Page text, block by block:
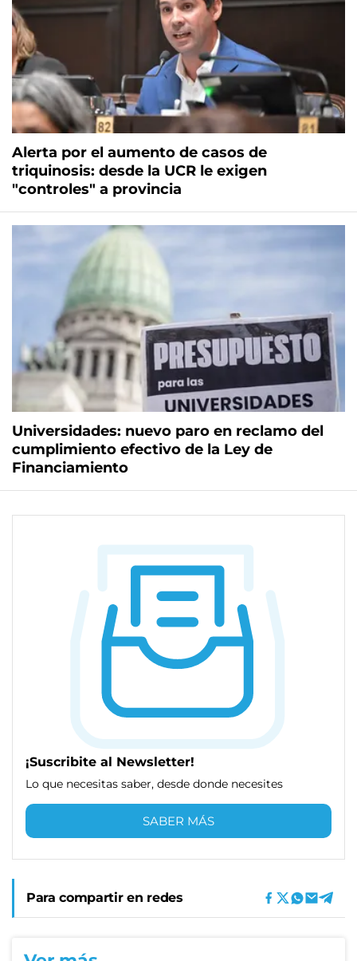
Alerta por el aumento de casos de
triquinosis: desde la UCR le exigen
"controles" a provincia
Universidades: nuevo paro en reclamo del
cumplimiento efectivo de la Ley de
Financiamiento
¡Suscribite al Newsletter!
Lo que necesitas saber, desde donde necesites
SABER MÁS
Para compartir en redes